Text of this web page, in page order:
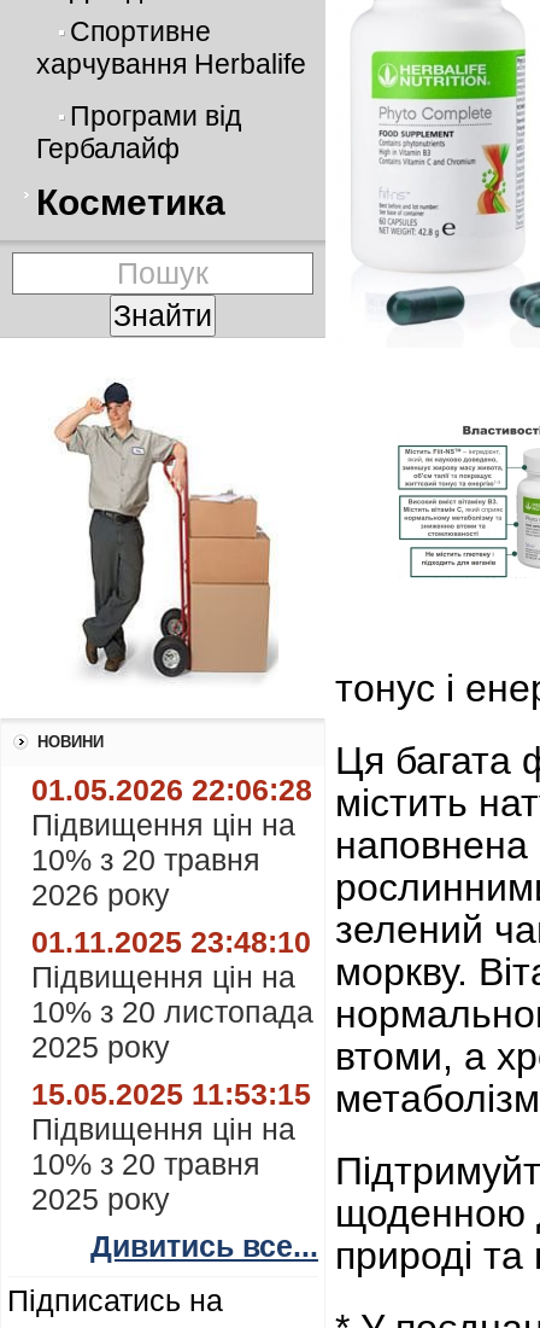
Спортивне
харчування Herbalife
Програми від
Гербалайф
Косметика
НОВИНИ
01.05.2026 22:06:28
Підвищення цін на
10% з 20 травня
2026 року
01.11.2025 23:48:10
Підвищення цін на
10% з 20 листопада
2025 року
15.05.2025 11:53:15
Підвищення цін на
10% з 20 травня
2025 року
Дивитись все...
Підписатись на
тонус і
Ця багата
містить
наповнена
зелений
моркву.
втоми, а
щоденною
природі та